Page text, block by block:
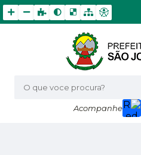
O que voce procura?
Acompanhe